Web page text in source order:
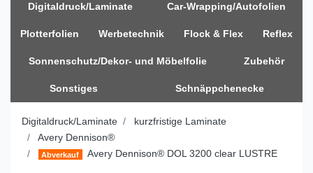
Digitaldruck/Laminate Car-Wrapping/Autofolien
Plotterfolien Werbetechnik Flock & Flex Reflex
Sonnenschutz/Dekor- und Möbelfolie Zubehör
Sonstiges Schnäppchenecke
Digitaldruck/Laminate
kurzfristige Laminate
Avery Dennison®
Abverkauf Avery Dennison® DOL 3200 clear LUSTRE